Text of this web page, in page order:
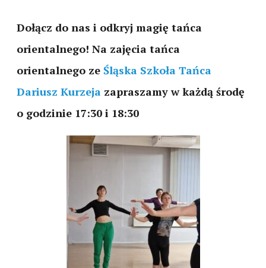
Dołącz do nas i odkryj magię tańca
orientalnego! Na zajęcia tańca
orientalnego ze Śląska Szkoła Tańca
Dariusz Kurzeja zapraszamy w każdą środę
o godzinie 17:30 i 18:30